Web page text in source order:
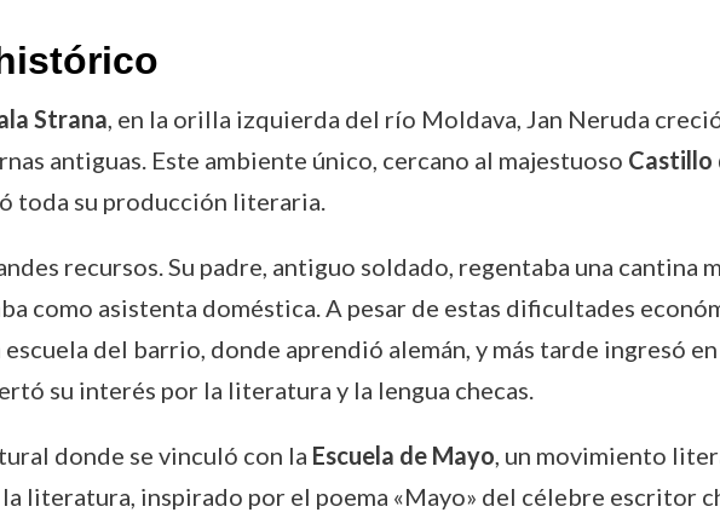
Strana, en la orilla izquierda del río Moldava, Jan Neruda
antiguas. Este ambiente único, cercano al majestuoso Castillo
toda su producción literaria.
recursos. Su padre, antiguo soldado, regentaba una cantina
como asistenta doméstica. A pesar de estas dificultades
del barrio, donde aprendió alemán, y más tarde ingresó
su interés por la literatura y la lengua checas.
donde se vinculó con la Escuela de Mayo, un movimiento
literatura, inspirado por el poema «Mayo» del célebre escritor